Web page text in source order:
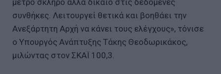
συνθήκες. Λειτουργεί θετικά και βοηθάει την
Ανεξάρτητη Αρχή να κάνει τους ελέγχους», τόνισε
ο Υπουργός Ανάπτυξης Τάκης Θεοδωρικάκος,
μιλώντας στον ΣΚΑΪ 100,3.